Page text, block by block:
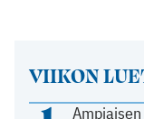
VIIKON